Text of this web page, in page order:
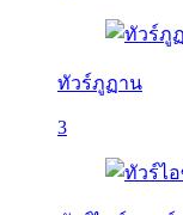
ทัวร์ภูฏาน
3